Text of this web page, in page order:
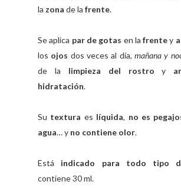
la zona de la frente.
Se aplica par de gotas en la frentey
los ojos dos veces al día,mañana y
de la limpieza del rostro y
hidratación.
Su textura es líquida, no es
agua… y no contiene olor.
Está indicado para todo tipo
contiene 30 ml.